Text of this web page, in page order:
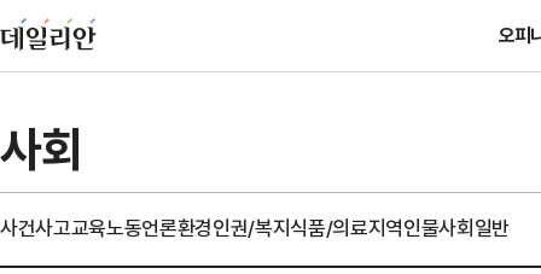
오피
사회
사건사고교육노동언론환경인권/복지식품/의료지역인물사회일반